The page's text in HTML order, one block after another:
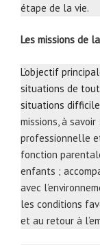
étape de la vie.
Les missions de
L’objectif
situations de
situations
missions, à
professionnelle
fonction
enfants ;
avec
les conditions
et au retour à